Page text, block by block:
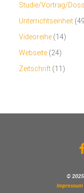
Studie/Vortrag/
Unterrichtseinheit
Videoreihe (14)
Webseite (24)
Zeitschrift (11)
©